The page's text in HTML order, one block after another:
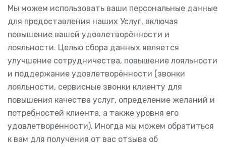
Мы можем использовать ваши персональные данные
для предоставления наших Услуг, включая
повышение вашей удовлетворённости и
лояльности. Целью сбора данных является
улучшение сотрудничества, повышение лояльности
и поддержание удовлетворённости (звонки
лояльности, сервисные звонки клиенту для
повышения качества услуг, определение желаний и
потребностей клиента, а также уровня его
удовлетворённости). Иногда мы можем обратиться
к вам для получения от вас отзыва об